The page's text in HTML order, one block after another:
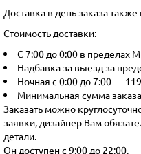
Доставка в день заказа
Стоимость доставки:
С 7:00 до 0:00 в пределах
Надбавка за выезд за
Ночная с 0:00 до 7:00 —
Минимальная сумма
Заказать можно
заявки, дизайнер Вам
детали.
Он доступен с 9:00 до 22:00.